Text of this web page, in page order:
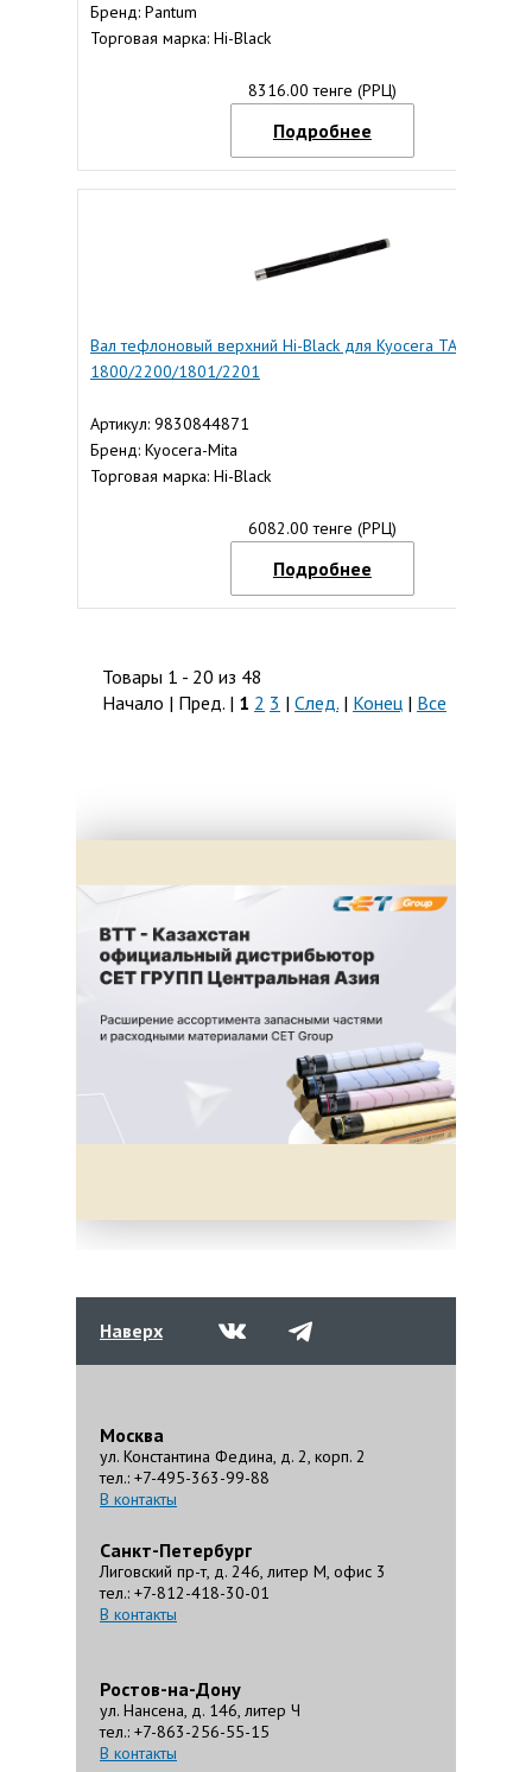
Бренд: Pantum
Торговая марка: Hi-Black
8316.00 тенге (РРЦ)
Подробнее
Вал тефлоновый верхний Hi-Black для Kyocera TASKalfa
1800/2200/1801/2201
Артикул: 9830844871
Бренд: Kyocera-Mita
Торговая марка: Hi-Black
6082.00 тенге (РРЦ)
Подробнее
Товары 1 - 20 из 48
Начало | Пред. | 1 2 3 | След. | Конец | Все
Наверх
Москва
ул. Константина Федина, д. 2, корп. 2
тел.: +7-495-363-99-88
В контакты
Санкт-Петербург
Лиговский пр-т, д. 246, литер М, офис 3
тел.: +7-812-418-30-01
В контакты
Ростов-на-Дону
ул. Нансена, д. 146, литер Ч
тел.: +7-863-256-55-15
В контакты